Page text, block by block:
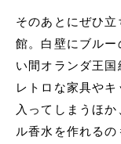
そのあとにぜひ
館。白壁にブル
い間オランダ王国
レトロな家具や
入ってしまうほ
ル香水を作れるの